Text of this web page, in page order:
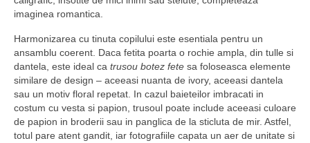
imaginea romantica.
Harmonizarea cu tinuta copilului este esentiala pentru un
ansamblu coerent. Daca fetita poarta o rochie ampla, din tulle si
dantela, este ideal ca trusou botez fete sa foloseasca elemente
similare de design – aceeasi nuanta de ivory, aceeasi dantela
sau un motiv floral repetat. In cazul baieteilor imbracati in
costum cu vesta si papion, trusoul poate include aceeasi culoare
de papion in broderii sau in panglica de la sticluta de mir. Astfel,
totul pare atent gandit, iar fotografiile capata un aer de unitate si